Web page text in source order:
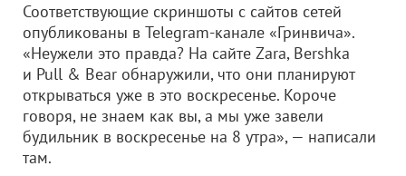
Соответствующие скриншоты с сайтов сетей
опубликованы в Telegram-канале «Гринвича».
«Неужели это правда? На сайте Zara, Bershka
и Pull & Bear обнаружили, что они планируют
открываться уже в это воскресенье. Короче
говоря, не знаем как вы, а мы уже завели
будильник в воскресенье на 8 утра», — написали
там.